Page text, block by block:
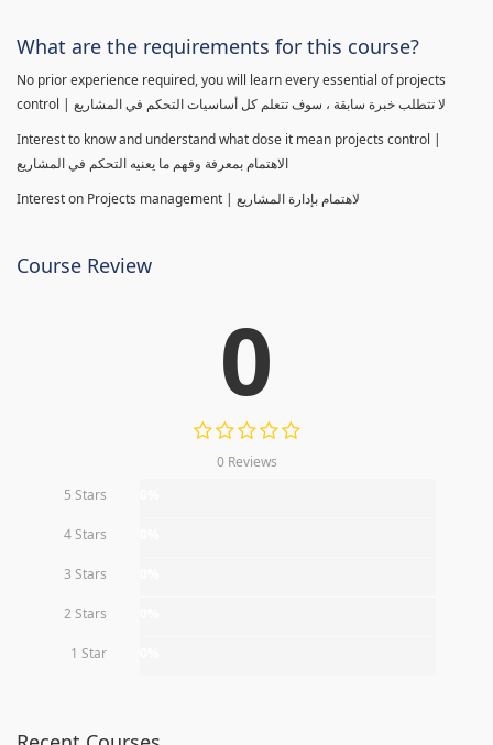
What are the requirements for this course?
No prior experience required, you will learn every essential of projects
control | لا تتطلب خبرة سابقة ، سوف تتعلم كل أساسيات التحكم في المشاريع
Interest to know and understand what dose it mean projects control |
الاهتمام بمعرفة وفهم ما يعنيه التحكم في المشاريع
Interest on Projects management | لاهتمام بإدارة المشاريع
Course Review
0
0 Reviews
5 Stars
4 Stars
3 Stars
2 Stars
1 Star